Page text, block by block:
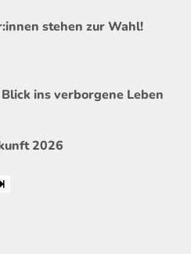
stehen zur Wahl!
ins verborgene Leben
2026